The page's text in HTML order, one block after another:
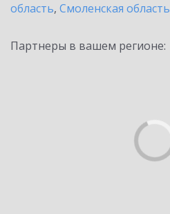
область, Смоленская область
Партнеры в вашем регионе: